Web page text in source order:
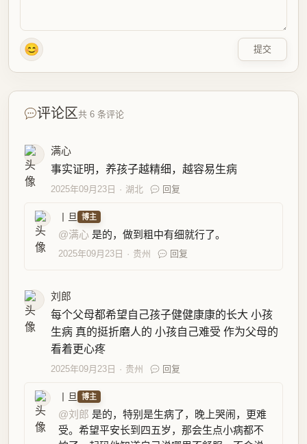
😊 提交
评论区 共 6 条评论
满心
事实证明，养孩子越精细，越容易生病
2025年09月23日 湖北 回复
丨旦 博主
@满心 是的，做到粗中有细就行了。
2025年09月23日 贵州 回复
刘郎
每个父母都希望自己孩子健健康康的长大 小孩
生病 真的挺折磨人的 小孩自己难受 作为父母的
看着更心疼
2025年09月23日 贵州 回复
丨旦 博主
@刘郎 是的，特别是生病了，晚上哭闹，更难
受。希望平安长到四五岁，那会生点小病都不